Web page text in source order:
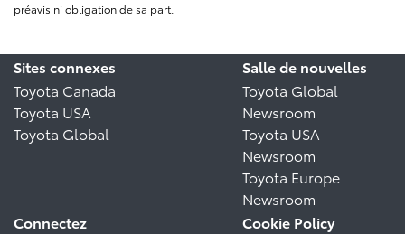
préavis ni obligation de sa part.
Sites connexes
Toyota Canada
Toyota USA
Toyota Global
Salle de nouvelles
Toyota Global
Newsroom
Toyota USA
Newsroom
Toyota Europe
Newsroom
Connectez
Cookie Policy